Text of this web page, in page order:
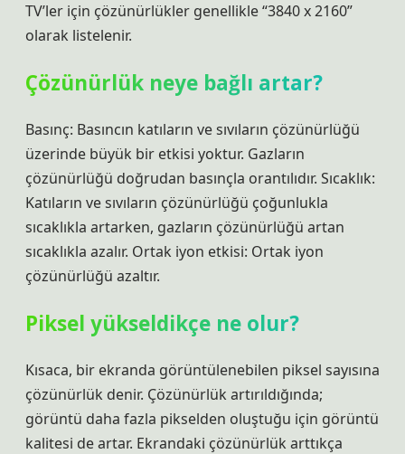
TV’ler için çözünürlükler genellikle “3840 x 2160”
olarak listelenir.
Çözünürlük neye bağlı artar?
Basınç: Basıncın katıların ve sıvıların çözünürlüğü
üzerinde büyük bir etkisi yoktur. Gazların
çözünürlüğü doğrudan basınçla orantılıdır. Sıcaklık:
Katıların ve sıvıların çözünürlüğü çoğunlukla
sıcaklıkla artarken, gazların çözünürlüğü artan
sıcaklıkla azalır. Ortak iyon etkisi: Ortak iyon
çözünürlüğü azaltır.
Piksel yükseldikçe ne olur?
Kısaca, bir ekranda görüntülenebilen piksel sayısına
çözünürlük denir. Çözünürlük artırıldığında;
görüntü daha fazla pikselden oluştuğu için görüntü
kalitesi de artar. Ekrandaki çözünürlük arttıkça